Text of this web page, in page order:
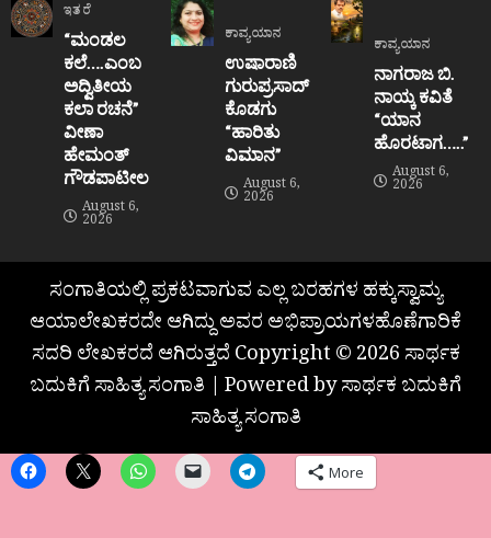
ಇತರೆ
“ಮಂಡಲ
ಕಲೆ….ಎಂಬ
ಅದ್ವಿತೀಯ
ಕಲಾ ರಚನೆ”‌
ವೀಣಾ
ಹೇಮಂತ್‌
ಗೌಡಪಾಟೀಲ
August 6,
2026
ಕಾವ್ಯಯಾನ
ಉಷಾರಾಣಿ
ಗುರುಪ್ರಸಾದ್
ಕೊಡಗು
“ಹಾರಿತು
ವಿಮಾನ”
August 6,
2026
ಕಾವ್ಯಯಾನ
ನಾಗರಾಜ ಬಿ.
ನಾಯ್ಕ ಕವಿತೆ
“ಯಾನ
ಹೊರಟಾಗ…..”
August 6,
2026
ಸಂಗಾತಿಯಲ್ಲಿ ಪ್ರಕಟವಾಗುವ ಎಲ್ಲ ಬರಹಗಳ ಹಕ್ಕುಸ್ವಾಮ್ಯ
ಆಯಾಲೇಖಕರದೇ ಆಗಿದ್ದು ಅವರ ಅಭಿಪ್ರಾಯಗಳಹೊಣೆಗಾರಿಕೆ
ಸದರಿ ಲೇಖಕರದೆ ಆಗಿರುತ್ತದೆ Copyright © 2026 ಸಾರ್ಥಕ
ಬದುಕಿಗೆ ಸಾಹಿತ್ಯ ಸಂಗಾತಿ | Powered by ಸಾರ್ಥಕ ಬದುಕಿಗೆ
ಸಾಹಿತ್ಯ ಸಂಗಾತಿ
More